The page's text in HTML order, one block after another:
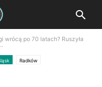
wrócą po 70 latach? Ruszyła
Radków